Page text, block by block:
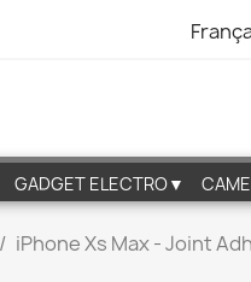
GADGET ELECTRO▼
iPhone Xs Max - Joint